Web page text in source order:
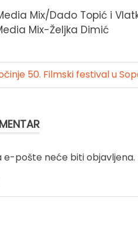
Mix/Dado Topić i
Mix-Željka Dimić
50. Filmski festival u
e-pošte neće biti objavljena.